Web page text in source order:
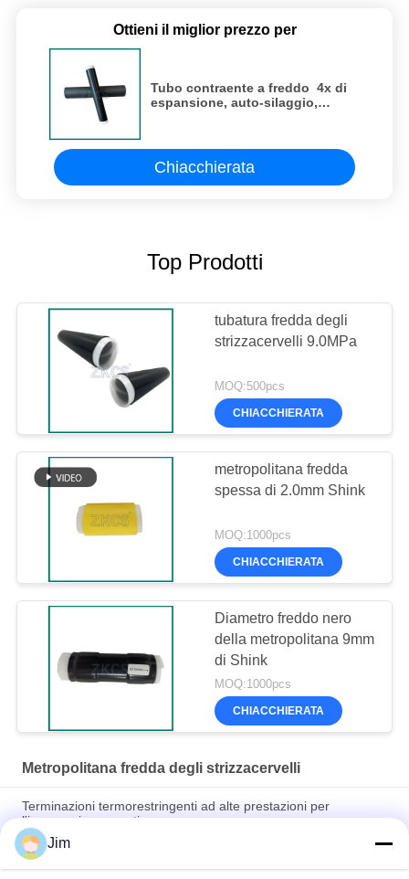
Ottieni il miglior prezzo per
Tubo contraente a freddo ️ 4x di
espansione, auto-silaggio,
Chiacchierata
Top Prodotti
tubatura fredda degli
strizzacervelli 9.0MPa
MOQ:500pcs
CHIACCHIERATA
metropolitana fredda
spessa di 2.0mm Shink
MOQ:1000pcs
CHIACCHIERATA
Diametro freddo nero
della metropolitana 9mm
di Shink
MOQ:1000pcs
CHIACCHIERATA
Metropolitana fredda degli strizzacervelli
Terminazioni termorestringenti ad alte prestazioni per
l'ingegneria energetica
Resistente ai raggi UV, all'ozono, espansione 4x – Tubo
termoretraibile in silicone
Jim